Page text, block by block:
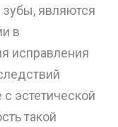
зубы, являются
в
исправления
эстетической
такой